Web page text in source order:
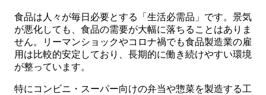
食品は人々が毎日必要とする「生活必需品」です。景気
が悪化しても、食品の需要が大幅に落ちることはありま
せん。リーマンショックやコロナ禍でも食品製造業の雇
用は比較的安定しており、長期的に働き続けやすい環境
が整っています。
特にコンビニ・スーパー向けの弁当や惣菜を製造する工